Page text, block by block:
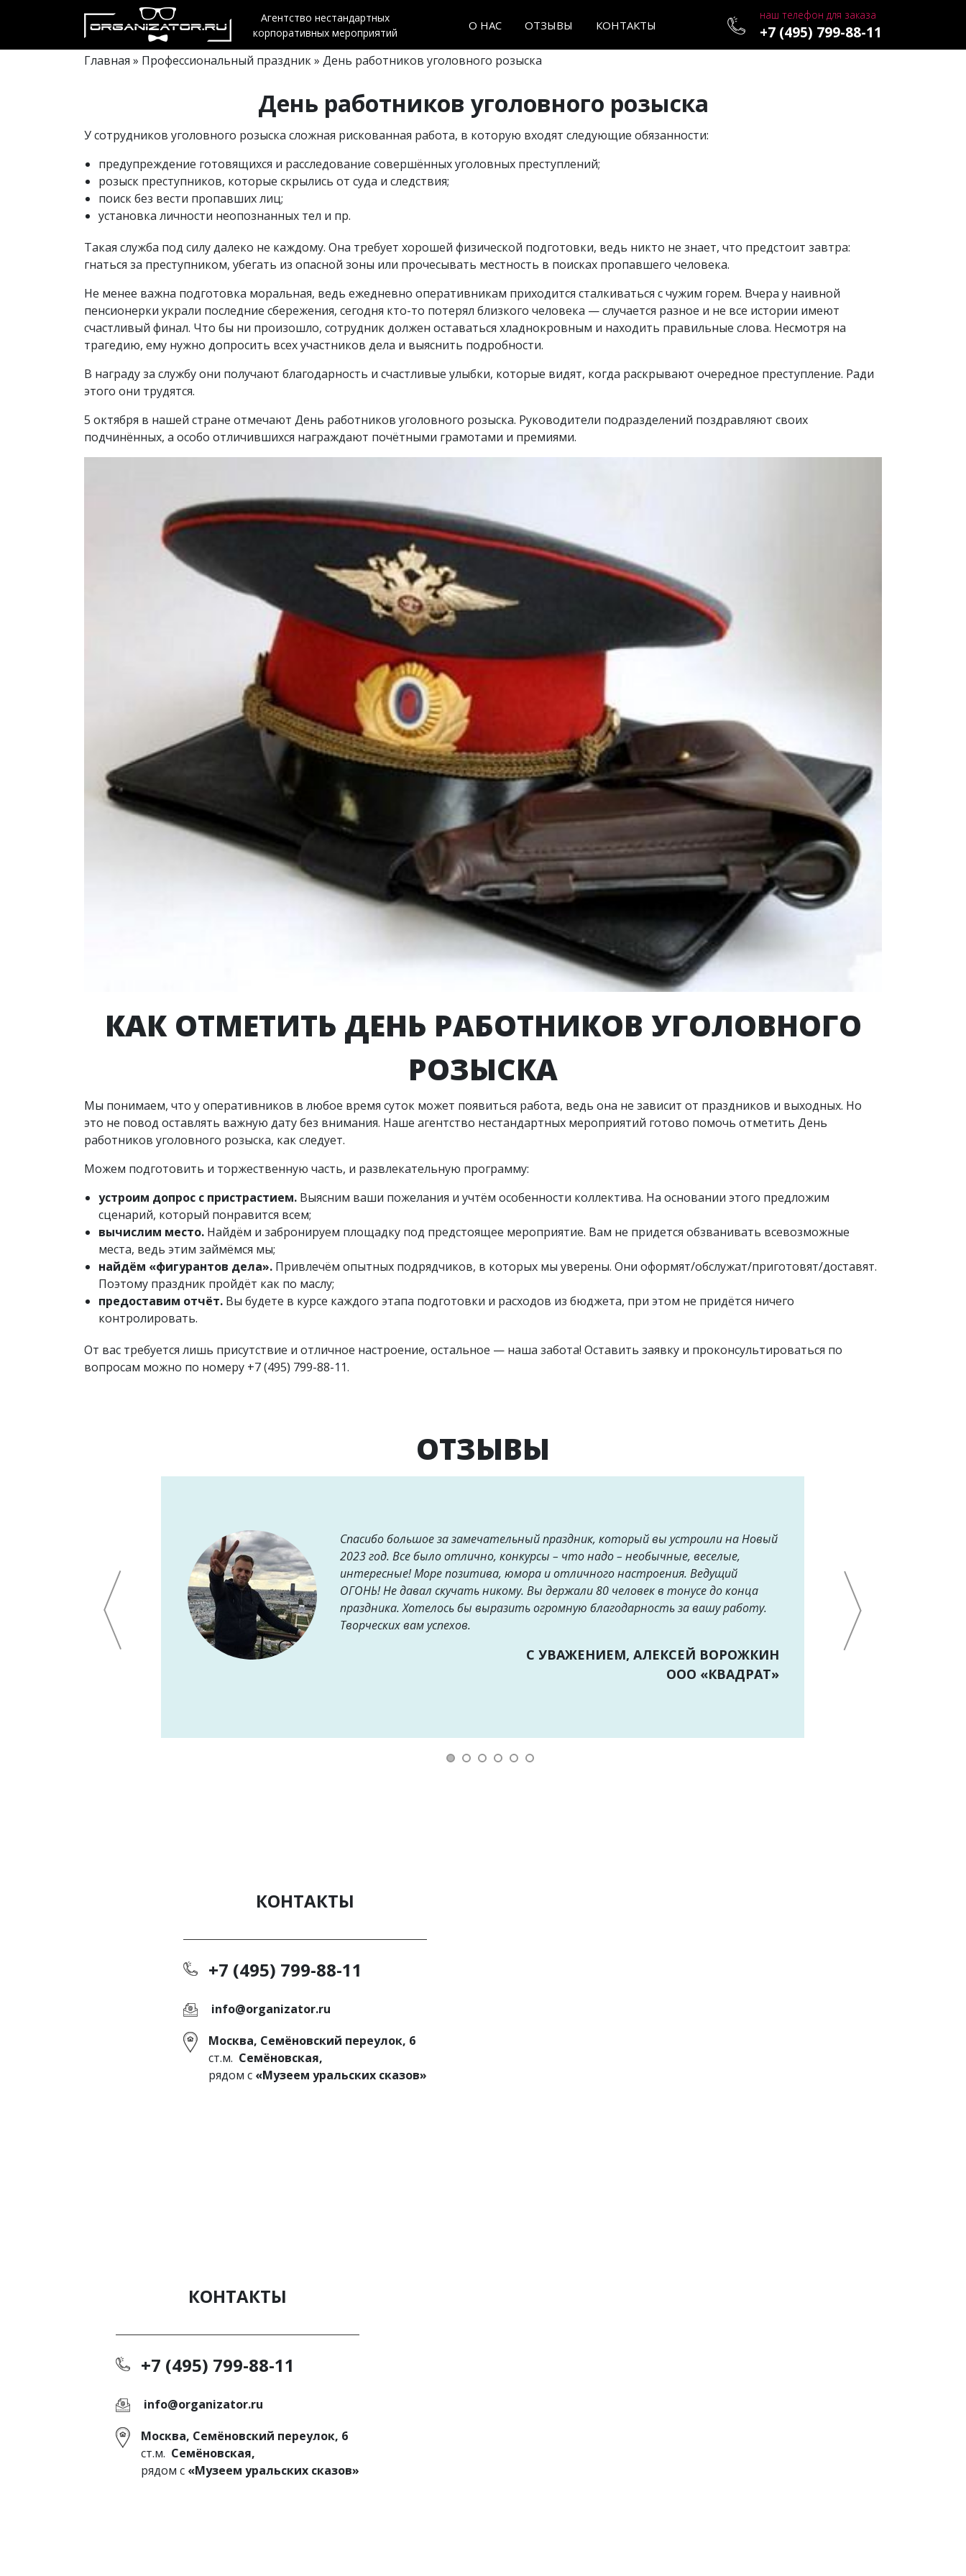
Агентство нестандартных
корпоративных мероприятий
О НАС ОТЗЫВЫ КОНТАКТЫ
наш телефон для заказа
+7 (495) 799-88-11
Главная » Профессиональный праздник» День работников уголовного розыска
День работников уголовного розыска
У сотрудников уголовного розыска сложная рискованная работа, в которую входят следующие обязанности:
предупреждение готовящихся и расследование совершённых уголовных преступлений;
розыск преступников, которые скрылись от суда и следствия;
поиск без вести пропавших лиц;
установка личности неопознанных тел и пр.
Такая служба под силу далеко не каждому. Она требует хорошей физической подготовки, ведь никто не знает, что предстоит завтра:
гнаться за преступником, убегать из опасной зоны или прочесывать местность в поисках пропавшего человека.
Не менее важна подготовка моральная, ведь ежедневно оперативникам приходится сталкиваться с чужим горем. Вчера у наивной
пенсионерки украли последние сбережения, сегодня кто-то потерял близкого человека — случается разное и не все истории имеют
счастливый финал. Что бы ни произошло, сотрудник должен оставаться хладнокровным и находить правильные слова. Несмотря на
трагедию, ему нужно допросить всех участников дела и выяснить подробности.
В награду за службу они получают благодарность и счастливые улыбки, которые видят, когда раскрывают очередное преступление. Ради
этого они трудятся.
5 октября в нашей стране отмечают День работников уголовного розыска. Руководители подразделений поздравляют своих
подчинённых, а особо отличившихся награждают почётными грамотами и премиями.
КАК ОТМЕТИТЬ ДЕНЬ РАБОТНИКОВ УГОЛОВНОГО
РОЗЫСКА
Мы понимаем, что у оперативников в любое время суток может появиться работа, ведь она не зависит от праздников и выходных. Но
это не повод оставлять важную дату без внимания. Наше агентство нестандартных мероприятий готово помочь отметить День
работников уголовного розыска, как следует.
Можем подготовить и торжественную часть, и развлекательную программу:
устроим допрос с пристрастием. Выясним ваши пожелания и учтём особенности коллектива. На основании этого предложим
сценарий, который понравится всем;
вычислим место. Найдём и забронируем площадку под предстоящее мероприятие. Вам не придется обзванивать всевозможные
места, ведь этим займёмся мы;
найдём «фигурантов дела». Привлечём опытных подрядчиков, в которых мы уверены. Они оформят/обслужат/приготовят/доставят.
Поэтому праздник пройдёт как по маслу;
предоставим отчёт. Вы будете в курсе каждого этапа подготовки и расходов из бюджета, при этом не придётся ничего
контролировать.
От вас требуется лишь присутствие и отличное настроение, остальное — наша забота! Оставить заявку и проконсультироваться по
вопросам можно по номеру +7 (495) 799-88-11.
ОТЗЫВЫ
– это что-то!
Мы в восторге от
Спасибо еще раз!
ВИТАЛИЙ,
Спасибо большое за замечательный праздник, который вы устроили на Новый
2023 год. Все было отлично, конкурсы – что надо – необычные, веселые,
интересные! Море позитива, юмора и отличного настроения. Ведущий
ОГОНЬ! Не давал скучать никому. Вы держали 80 человек в тонусе до конца
праздника. Хотелось бы выразить огромную благодарность за вашу работу.
Творческих вам успехов.
С УВАЖЕНИЕМ, АЛЕКСЕЙ ВОРОЖКИН
ООО «КВАДРАТ»
КОНТАКТЫ
+7 (495) 799-88-11
info@organizator.ru
Москва, Семёновский переулок, 6
ст.м. Семёновская,
рядом с «Музеем уральских сказов»
КОНТАКТЫ
+7 (495) 799-88-11
info@organizator.ru
Москва, Семёновский переулок, 6
ст.м. Семёновская,
рядом с «Музеем уральских сказов»